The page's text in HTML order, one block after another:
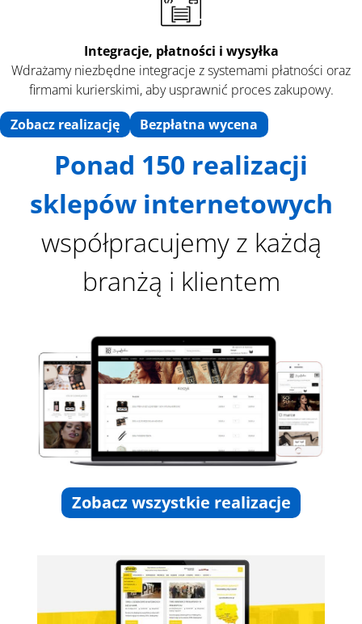
Integracje, płatności i wysyłka
Wdrażamy niezbędne integracje z systemami płatności oraz
firmami kurierskimi, aby usprawnić proces zakupowy.
Zobacz realizację
Bezpłatna wycena
Ponad 150 realizacji
sklepów internetowych
współpracujemy z każdą
branżą i klientem
Zobacz wszystkie realizacje